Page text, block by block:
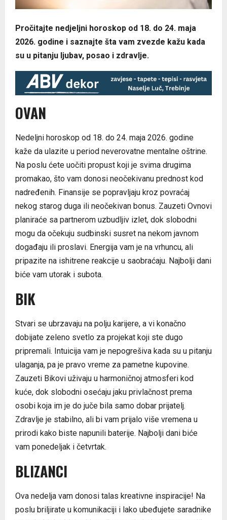
Pročitajte nedjeljni horoskop od 18. do 24. maja
2026. godine i saznajte šta vam zvezde kažu kada
su u pitanju ljubav, posao i zdravlje.
OVAN
Nedeljni horoskop od 18. do 24. maja 2026. godine
kaže da ulazite u period neverovatne mentalne oštrine.
Na poslu ćete uočiti propust koji je svima drugima
promakao, što vam donosi neočekivanu prednost kod
nadređenih. Finansije se popravljaju kroz povraćaj
nekog starog duga ili neočekivan bonus. Zauzeti Ovnovi
planiraće sa partnerom uzbudljiv izlet, dok slobodni
mogu da očekuju sudbinski susret na nekom javnom
događaju ili proslavi. Energija vam je na vrhuncu, ali
pripazite na ishitrene reakcije u saobraćaju. Najbolji dani
biće vam utorak i subota.
BIK
Stvari se ubrzavaju na polju karijere, a vi konačno
dobijate zeleno svetlo za projekat koji ste dugo
pripremali. Intuicija vam je nepogrešiva kada su u pitanju
ulaganja, pa je pravo vreme za pametne kupovine.
Zauzeti Bikovi uživaju u harmoničnoj atmosferi kod
kuće, dok slobodni osećaju jaku privlačnost prema
osobi koja im je do juče bila samo dobar prijatelj.
Zdravlje je stabilno, ali bi vam prijalo više vremena u
prirodi kako biste napunili baterije. Najbolji dani biće
vam ponedeljak i četvrtak.
BLIZANCI
Ova nedelja vam donosi talas kreativne inspiracije! Na
poslu briljirate u komunikaciji i lako ubeđujete saradnike